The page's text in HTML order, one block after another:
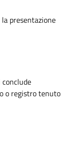
presentazione
o registro tenuto